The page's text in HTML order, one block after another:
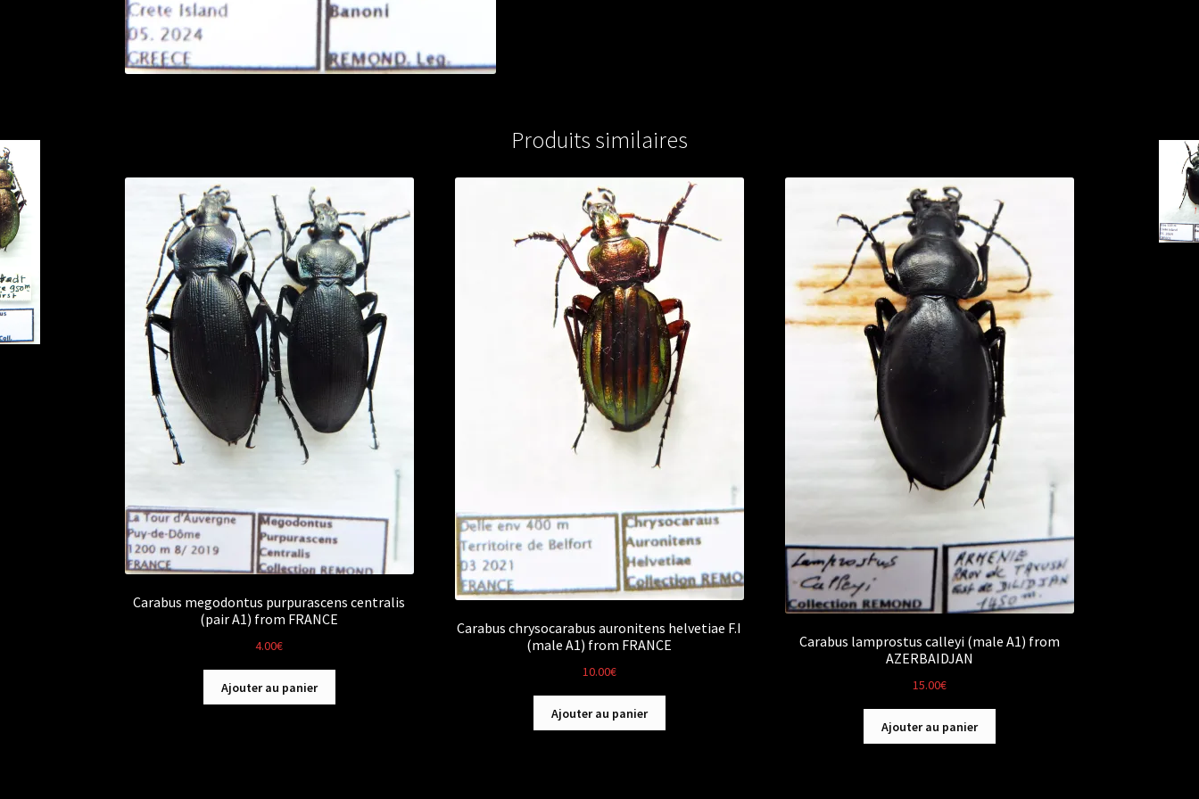
Produits similaires
Carabus megodontus purpurascens centralis
(pair A1) from FRANCE
4.00€
Ajouter au panier
Carabus chrysocarabus auronitens helvetiae F.I
(male A1) from FRANCE
10.00€
Ajouter au panier
Carabus lamprostus calleyi (male A1) from
AZERBAIDJAN
15.00€
Ajouter au panier